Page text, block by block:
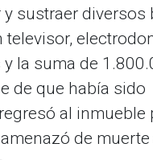
sustraer diversos
televisor,
la suma de
de que había sido
al inmueble
de muerte